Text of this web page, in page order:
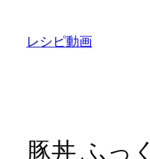
レシピ動画
豚丼 ふっ